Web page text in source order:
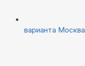
варианта Москва